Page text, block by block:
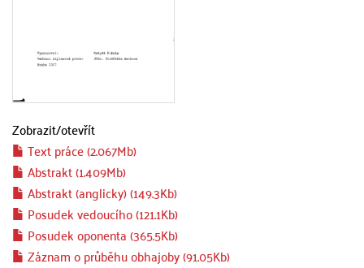
Zobrazit/otevřít
Text práce (2.067Mb)
Abstrakt (1.409Mb)
Abstrakt (anglicky) (149.3Kb)
Posudek vedoucího (121.1Kb)
Posudek oponenta (365.5Kb)
Záznam o průběhu obhajoby (91.05Kb)